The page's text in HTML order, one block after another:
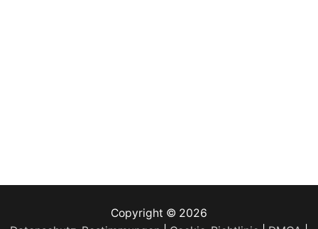
Copyright © 2026